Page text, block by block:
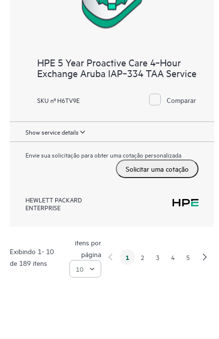
HPE 5 Year Proactive Care 4‑Hour
Exchange Aruba IAP‑334 TAA Service
SKU nº H6TV9E Comparar
Show service details
Envie sua solicitação para obter uma cotação personalizada
Solicitar uma cotação
HEWLETT PACKARD
ENTERPRISE
Exibindo 1- 10
de 189 itens
itens por
página
1 2 3 4 5